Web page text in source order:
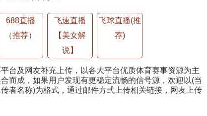
688直播
（推荐）
飞速直播
【美女解
说】
飞球直播(推
荐)
台及网友补充上传，以各大平台优质体育赛事资源为主
而成，如果用户发现有更稳定流畅的信号源，欢迎以(当
者名称)为格式，通过邮件方式上传相关链接，网友上传